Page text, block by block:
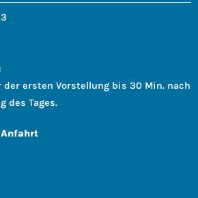
der ersten Vorstellung bis 30 Min. nach
des Tages.